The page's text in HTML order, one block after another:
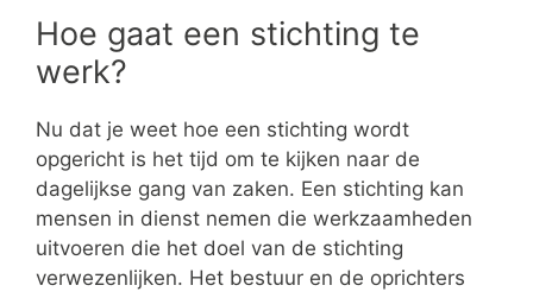
Hoe gaat een stichting te
werk?
Nu dat je weet hoe een stichting wordt
opgericht is het tijd om te kijken naar de
dagelijkse gang van zaken. Een stichting kan
mensen in dienst nemen die werkzaamheden
uitvoeren die het doel van de stichting
verwezenlijken. Het bestuur en de oprichters